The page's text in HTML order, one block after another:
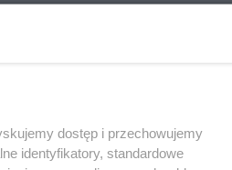
roku wybrał
dostęp i przechowujemy
identyfikatory, standardowe